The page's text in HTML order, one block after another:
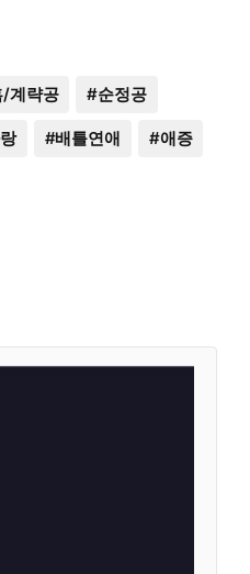
/계략공 #순정공
#배틀연애 #애증